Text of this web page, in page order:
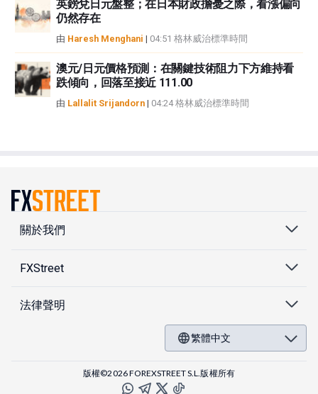
英鎊兌日元盤整；在日本財政擔憂之際，看漲偏向
仍然存在
由 Haresh Menghani | 04:51 格林威治標準時間
澳元/日元價格預測：在關鍵技術阻力下方維持看
跌傾向，回落至接近 111.00
由 Lallalit Srijandorn | 04:24 格林威治標準時間
關於我們
FXStreet
法律聲明
繁體中文
版權©2026 FOREXSTREET S.L.版權所有